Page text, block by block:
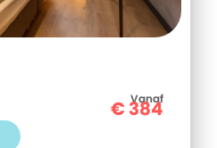
Vanaf
€384